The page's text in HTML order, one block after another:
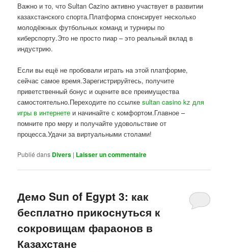
Важно и то, что Sultan Cazino активно участвует в развитии
казахстанского спорта.Платформа спонсирует несколько
молодёжных футбольных команд и турниры по
киберспорту.Это не просто пиар – это реальный вклад в
индустрию.
Если вы ещё не пробовали играть на этой платформе,
сейчас самое время.Зарегистрируйтесь, получите
приветственный бонус и оцените все преимущества
самостоятельно.Переходите по ссылкеsultan casino kz для
игры в интернете и начинайте с комфортом.Главное –
помните про меру и получайте удовольствие от
процесса.Удачи за виртуальными столами!
Publié dans Divers | Laisser un commentaire
Демо Sun of Egypt 3: как
бесплатно прикоснуться к
сокровищам фараонов в
Казахстане